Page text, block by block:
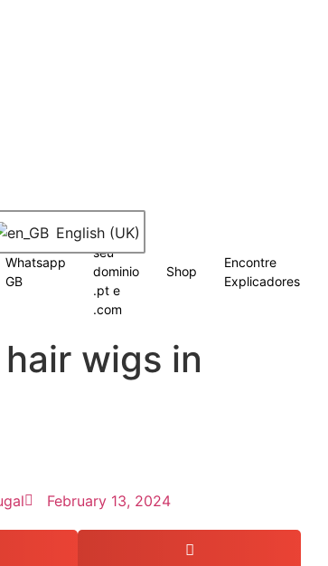
Whatsapp
GB
Registe
seu
dominio
.pt e
.com
Shop
Encontre
Explicadores
English (UK)
wigs in
February 13, 2024